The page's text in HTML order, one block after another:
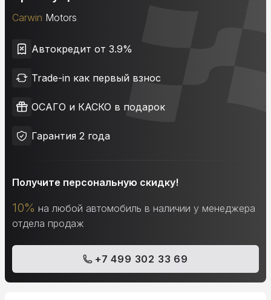
Carwin Motors
Автокредит от 3.9%
Trade-in как первый взнос
ОСАГО и КАСКО в подарок
Гарантия 2 года
Получите персональную скидку!
10% на любой автомобиль в наличии у менеджера
отдела продаж
+7 499 302 33 69